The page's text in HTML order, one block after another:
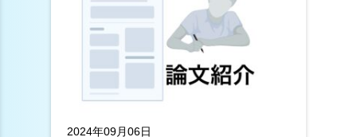
2024年09月06日